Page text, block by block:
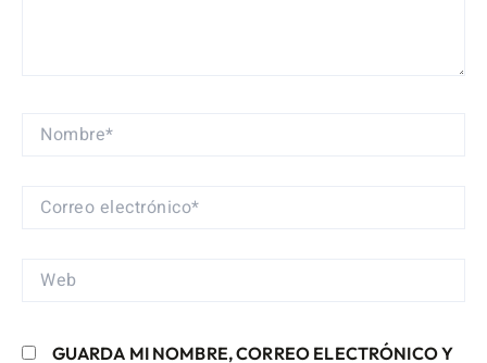
NOMBRE*
CORREO
WEB
GUARDA MI NOMBRE, CORREO ELECTRÓNICO Y